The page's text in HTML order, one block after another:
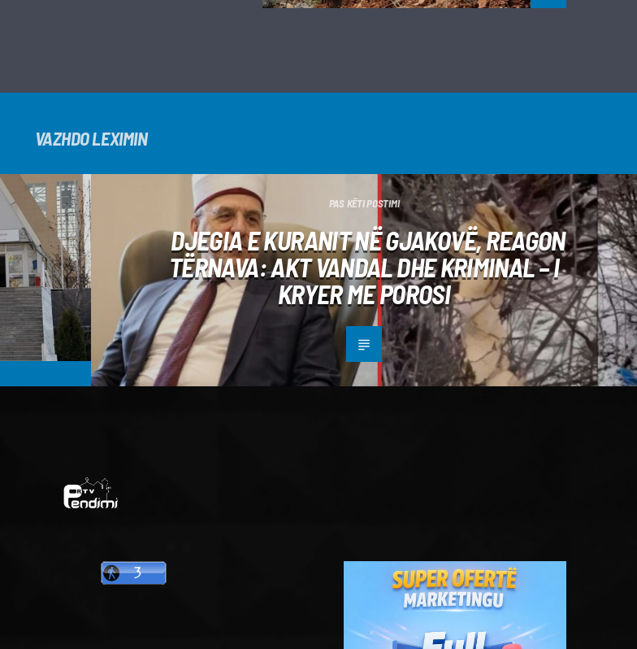
VAZHDO LEXIMIN
PAS KËTI POSTIMI
DJEGIA E KURANIT NË GJAKOVË, REAGON
TËRNAVA: AKT VANDAL DHE KRIMINAL – I
KRYER ME POROSI